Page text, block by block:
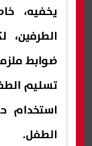
يخفيه،
ضوابط
تسليم
استخدام
الطفل.